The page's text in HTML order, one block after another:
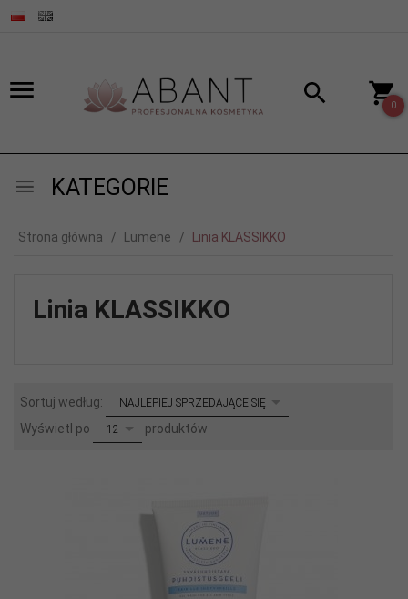
0
KATEGORIE
Strona główna Lumene Linia KLASSIKKO
Linia KLASSIKKO
Sortuj według: sortNAJLEPIEJ SPRZEDAJĄCE SIĘ
Wyświetl po pop12 produktów